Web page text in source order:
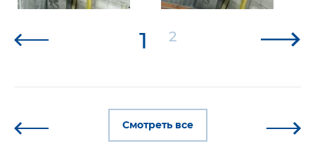
1 2
Смотреть все